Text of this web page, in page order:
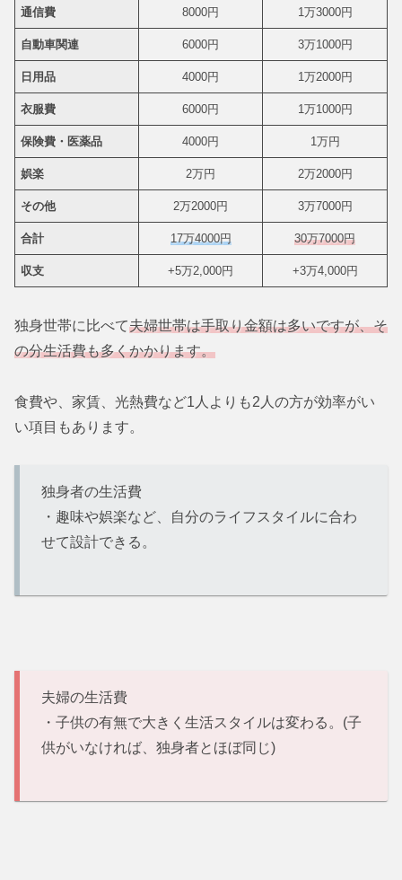
通信費 8000円 1万3000円
自動車関連 6000円 3万1000円
日用品 4000円 1万2000円
衣服費 6000円 1万1000円
保険費・医薬品 4000円 1万円
娯楽 2万円 2万2000円
その他 2万2000円 3万7000円
合計 17万4000円 30万7000円
収支 +5万2,000円 +3万4,000円
独身世帯に比べて夫婦世帯は手取り金額は多いですが、そ
の分生活費も多くかかります。
食費や、家賃、光熱費など1人よりも2人の方が効率がい
い項目もあります。
独身者の生活費
・趣味や娯楽など、自分のライフスタイルに合わ
せて設計できる。
夫婦の生活費
・子供の有無で大きく生活スタイルは変わる。(子
供がいなければ、独身者とほぼ同じ)